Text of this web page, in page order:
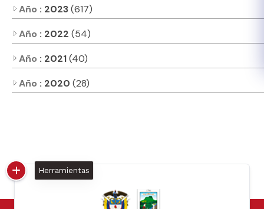
Año : 2023(617)
Año : 2022 (54)
Año : 2021(40)
Año : 2020 (28)
Herramientas